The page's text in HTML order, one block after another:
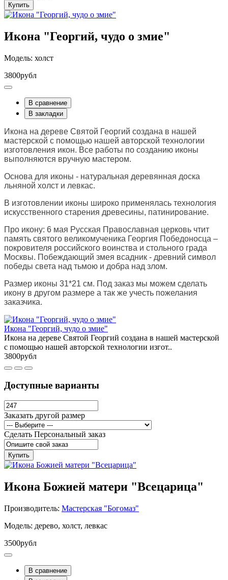
Купить
Икона "Георгий, чудо о змие"
Модель: холст
3800рубл
В сравнение
В закладки
Икона на дереве Святой Георгий создана в нашей
мастерской с помощью нашей авторской технологии
изготовления икон. Все работы по созданию иконы
выполняются вручную мастером.
Основа для иконы - натуральная деревянная доска
льняной холст и левкас.
В изготовлении иконы широко применялась технология
искусственного старения древесины, патинирование.
Про икону: 6 мая Русская Православная церковь чтит
память святого великомученика Георгия Победоносца –
покровителя российского воинства и стольного града
Москвы. Побеждающий змея всадник - древний символ
победы света над тьмою и добра над злом.
Размер иконы 31*21 см. Под заказ мы можем сделать
икону в другом размере а так же учесть пожелания
заказчика.
Икона "Георгий, чудо о змие"
Икона на дереве Святой Георгий создана в нашей мастерской
с помощью нашей авторской технологии изгот..
3800рубл
Доступные варианты
Заказать другой размер
Сделать Персональный заказ
Купить
Икона Божией матери "Всецарица"
Производитель: Мастерская "Богомаз"
Модель: дерево, холст, левкас
3500рубл
В сравнение